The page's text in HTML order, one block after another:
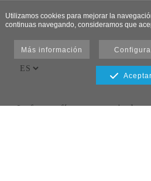
La fotografía como espejo de
Utilizamos cookies para mejorar la
continuas navegando, consideramos que
Más información
Aceptar